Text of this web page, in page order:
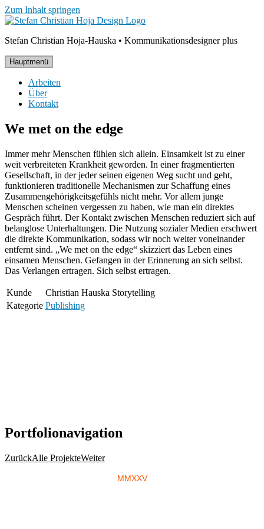
Zum Inhalt springen
Stefan Christian Hoja-Hauska • Kommunikationsdesigner plus
Hauptmenü
Arbeiten
Über
Kontakt
We met on the edge
Immer mehr Menschen fühlen sich allein. Einsamkeit ist zu einer
weit verbreiteten Krankheit geworden. In einer fragmentierten
Gesellschaft, in der jeder seinen eigenen Weg sucht und geht,
funktionieren traditionelle Mechanismen zur Schaffung eines
Zusammengehörigkeitsgefühls nicht mehr. Vor allem junge
Menschen scheinen vergessen zu haben, wie man ein direktes
Gespräch führt. Der Kontakt zwischen Menschen reduziert sich auf
belanglose Unterhaltungen. Die Nutzung sozialer Medien erschwert
die direkte Kommunikation, sodass wir noch weiter voneinander
entfernt sind. „We met on the edge“ skizziert das Leben eines
einsamen Menschen. Gefangen in der Erinnerung an sich selbst.
Das Verlangen ertragen. Sich selbst ertragen.
Kunde
Christian Hauska Storytelling
Kategorie Publishing
Portfolionavigation
ZurückAlle ProjekteWeiter
MMXXV